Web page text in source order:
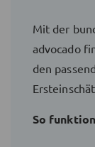
Mit der
advocado
den
So